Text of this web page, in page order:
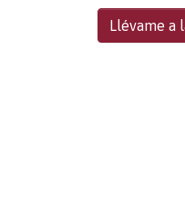
Llévame a